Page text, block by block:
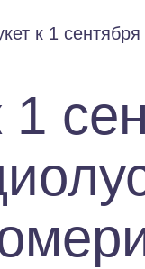
14 февраля❤
(День
влюблённых)
к 1
1